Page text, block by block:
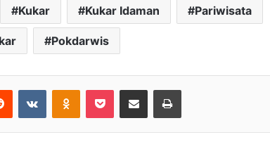
Kukar Kukar Idaman Pariwisata
Pokdarwis